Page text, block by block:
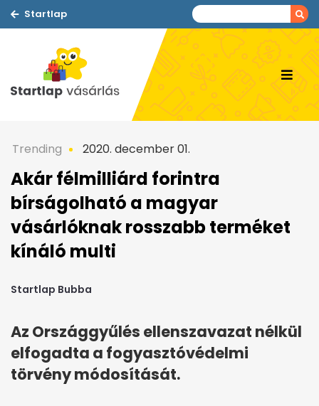
Startlap
Trending 2020. december 01.
Akár félmilliárd forintra
bírságolható a magyar
vásárlóknak rosszabb terméket
kínáló multi
Startlap Bubba
Az Országgyűlés ellenszavazat nélkül
elfogadta a fogyasztóvédelmi
törvény módosítását.